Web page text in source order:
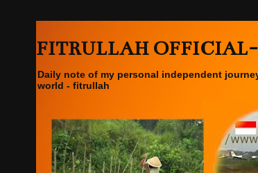
FITRULLAH
Daily note of my personal independent
world - fitrullah